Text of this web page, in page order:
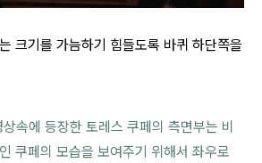
크기를 가늠하기 힘들도록 바퀴 하단쪽을
속에 등장한 토레스 쿠페의 측면부는 비
쿠페의 모습을 보여주기 위해서 좌우로